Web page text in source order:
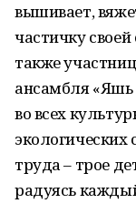
вышивает,
частичку
также
ансамбля «Яшь
во всех
экологических
труда – трое
радуясь